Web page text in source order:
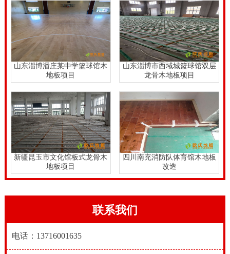
山东淄博潘庄某中学篮球馆木
地板项目
山东淄博市西域城篮球馆双层
龙骨木地板项目
新疆昆玉市文化馆板式龙骨木
地板项目
四川南充消防队体育馆木地板
改造
联系我们
电话：13716001635